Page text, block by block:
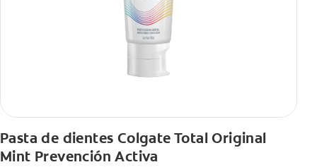
Pasta de dientes Colgate Total Original
Mint Prevención Activa